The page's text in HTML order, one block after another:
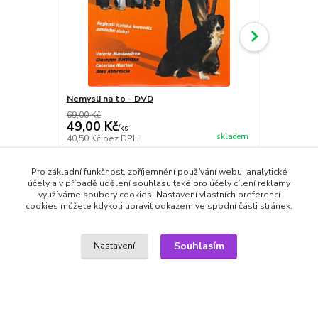
Nemysli na to - DVD
69,00 Kč
49,00 Kč/ks
40,50 Kč bez DPH skladem
Zboží zařazeno v kategoriích
Pro základní funkčnost, zpříjemnění používání webu, analytické
účely a v případě udělení souhlasu také pro účely cílení reklamy
využíváme soubory cookies. Nastavení vlastních preferencí
cookies můžete kdykoli upravit odkazem ve spodní části stránek.
Nastavení Souhlasím